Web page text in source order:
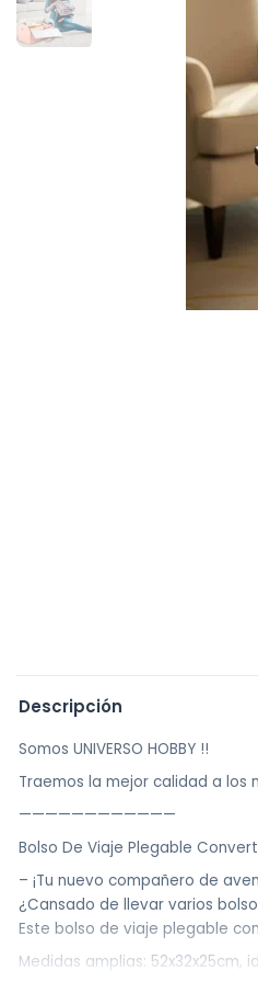
Descripción
Somos UNIVERSO HOBBY !!
Traemos la mejor calidad a los
————————————
Bolso De Viaje Plegable
– ¡Tu nuevo compañero de
¿Cansado de llevar varios
Este bolso de viaje plegable
Medidas amplias: